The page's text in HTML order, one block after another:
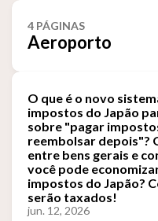
4 PÁGINAS
Aeroporto
O que é o novo
impostos do Japão
sobre "pagar
reembolsar depois"?
entre bens gerais e
você pode
impostos do Japão?
serão taxados!
jun. 12, 2026